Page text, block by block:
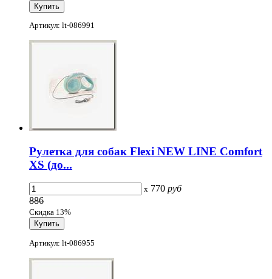
Артикул: lt-086991
Рулетка для собак Flexi NEW LINE Comfort
XS (до...
x 770 руб
886
Скидка 13%
Артикул: lt-086955